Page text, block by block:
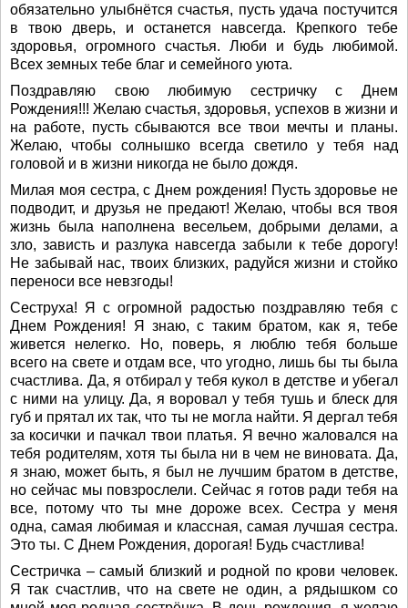
обязательно улыбнётся счастья, пусть удача постучится
в твою дверь, и останется навсегда. Крепкого тебе
здоровья, огромного счастья. Люби и будь любимой.
Всех земных тебе благ и семейного уюта.
Поздравляю свою любимую сестричку с Днем
Рождения!!! Желаю счастья, здоровья, успехов в жизни и
на работе, пусть сбываются все твои мечты и планы.
Желаю, чтобы солнышко всегда светило у тебя над
головой и в жизни никогда не было дождя.
Милая моя сестра, с Днем рождения! Пусть здоровье не
подводит, и друзья не предают! Желаю, чтобы вся твоя
жизнь была наполнена весельем, добрыми делами, а
зло, зависть и разлука навсегда забыли к тебе дорогу!
Не забывай нас, твоих близких, радуйся жизни и стойко
переноси все невзгоды!
Сеструха! Я с огромной радостью поздравляю тебя с
Днем Рождения! Я знаю, с таким братом, как я, тебе
живется нелегко. Но, поверь, я люблю тебя больше
всего на свете и отдам все, что угодно, лишь бы ты была
счастлива. Да, я отбирал у тебя кукол в детстве и убегал
с ними на улицу. Да, я воровал у тебя тушь и блеск для
губ и прятал их так, что ты не могла найти. Я дергал тебя
за косички и пачкал твои платья. Я вечно жаловался на
тебя родителям, хотя ты была ни в чем не виновата. Да,
я знаю, может быть, я был не лучшим братом в детстве,
но сейчас мы повзрослели. Сейчас я готов ради тебя на
все, потому что ты мне дороже всех. Сестра у меня
одна, самая любимая и классная, самая лучшая сестра.
Это ты. С Днем Рождения, дорогая! Будь счастлива!
Сестричка – самый близкий и родной по крови человек.
Я так счастлив, что на свете не один, а рядышком со